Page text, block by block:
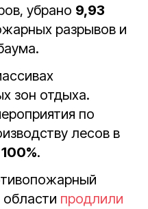
убрано 9,93
разрывов и
зон отдыха.
по
лесов в
100%.
продлили